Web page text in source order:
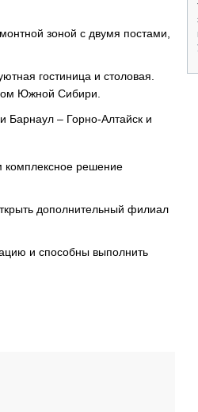
зоной с двумя постами,
гостиница и столовая.
Южной Сибири.
Барнаул – Горно-Алтайск и
комплексное решение
дополнительный филиал
и способны выполнить